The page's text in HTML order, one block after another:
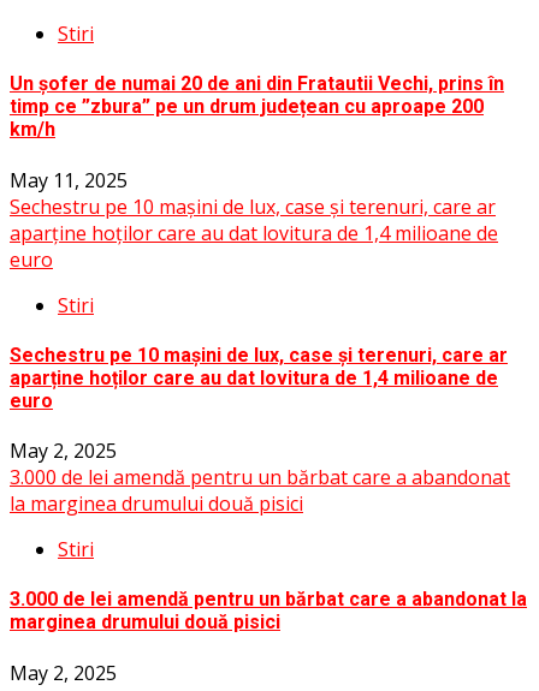
Stiri
Un șofer de numai 20 de ani din Fratautii Vechi, prins în
timp ce ”zbura” pe un drum județean cu aproape 200
km/h
May 11, 2025
Sechestru pe 10 mașini de lux, case și terenuri, care ar
aparține hoților care au dat lovitura de 1,4 milioane de
euro
Stiri
Sechestru pe 10 mașini de lux, case și terenuri, care ar
aparține hoților care au dat lovitura de 1,4 milioane de
euro
May 2, 2025
3.000 de lei amendă pentru un bărbat care a abandonat
la marginea drumului două pisici
Stiri
3.000 de lei amendă pentru un bărbat care a abandonat la
marginea drumului două pisici
May 2, 2025